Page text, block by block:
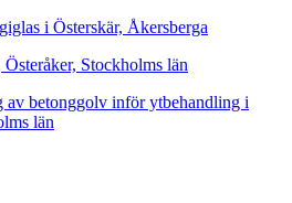
i Österskär, Åkersberga
Stockholms län
av betonggolv inför ytbehandling i
län